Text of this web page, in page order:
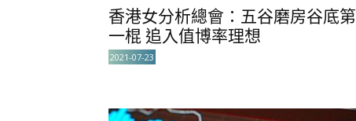
香港女分析總會：五谷磨房谷底第
一棍 追入值博率理想
2021-07-23